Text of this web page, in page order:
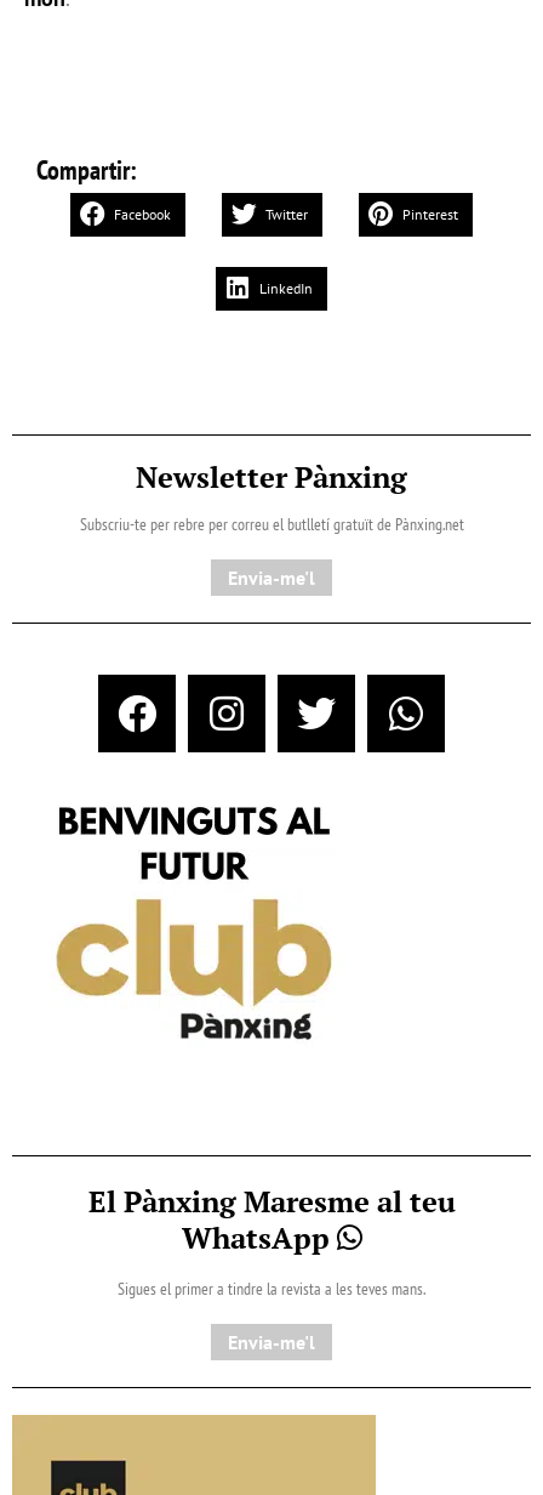
Compartir:
Facebook Twitter Pinterest
LinkedIn
Newsletter Pànxing
Subscriu-te per rebre per correu el butlletí gratuït de Pànxing.net​
Envia-me'l
El Pànxing Maresme al teu
WhatsApp
Sigues el primer a tindre la revista a les teves mans.
Envia-me'l